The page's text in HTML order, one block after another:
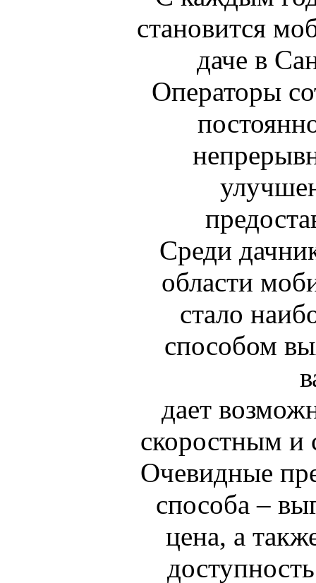
становится
даче в
Операторы
Среди
области
стало
способом
дает
скоростным и
Очевидные
способа –
цена, а